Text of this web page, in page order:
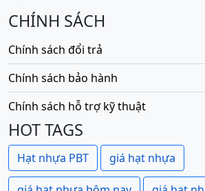
CHÍNH SÁCH
Chính sách đổi trả
Chính sách bảo hành
Chính sách hỗ trợ kỹ thuật
HOT TAGS
Hạt nhựa PBT giá hạt nhựa